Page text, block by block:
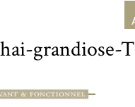
grandiose-